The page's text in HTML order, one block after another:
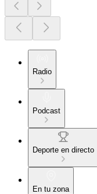
Radio
Podcast
Deporte en directo
En tu zona